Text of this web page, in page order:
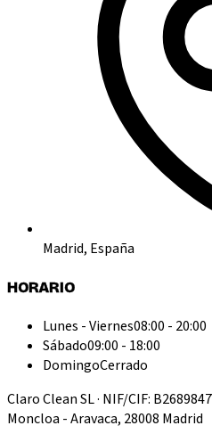
Madrid, España
HORARIO
Lunes - Viernes08:00 - 20:00
Sábado09:00 - 18:00
DomingoCerrado
Claro Clean SL · NIF/CIF:
Moncloa - Aravaca, 28008 Madrid